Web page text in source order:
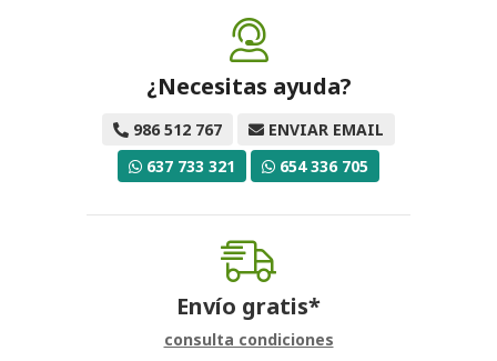
¿Necesitas ayuda?
986 512 767
ENVIAR EMAIL
637 733 321
654 336 705
Envío gratis*
consulta condiciones